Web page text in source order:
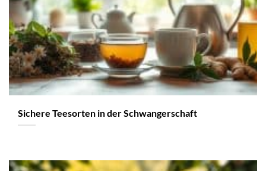
Sichere Teesorten in der Schwangerschaft